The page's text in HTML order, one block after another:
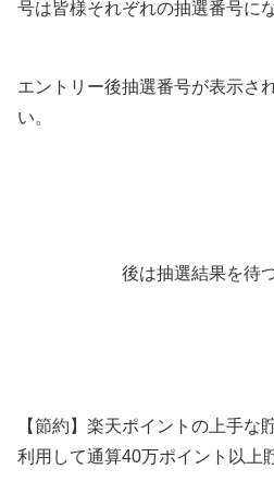
号は皆様それぞれの抽選番号に
エントリー後抽選番号が表示さ
い。
後は抽選結果を待
【節約】楽天ポイントの上手な
利用して通算40万ポイント以上